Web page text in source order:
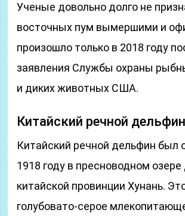
Ученые довольно долго не
восточных пум вымершими и
произошло только в 2018 году
заявления Службы охраны
и диких животных США.
Китайский речной дельфин
Китайский речной дельфин был
1918 году в пресноводном озере
китайской провинции Хунань.
голубовато-серое